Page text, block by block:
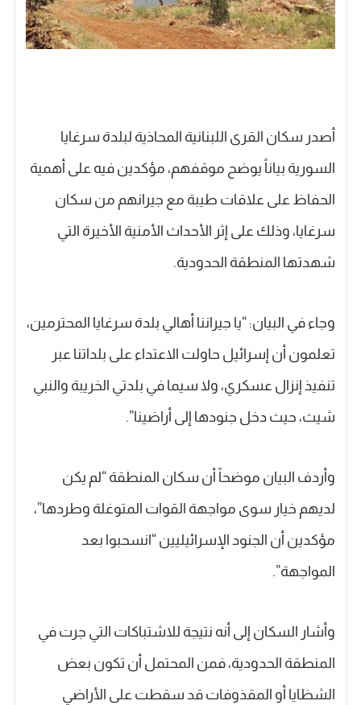
أصدر سكان القرى اللبنانية المحاذية لبلدة سرغايا
السورية بياناً يوضح موقفهم، مؤكدين فيه على أهمية
الحفاظ على علاقات طيبة مع جيرانهم من سكان
سرغايا، وذلك على إثر الأحداث الأمنية الأخيرة التي
شهدتها المنطقة الحدودية.
وجاء في البيان: “يا جيراننا أهالي بلدة سرغايا المحترمين،
تعلمون أن إسرائيل حاولت الاعتداء على بلداتنا عبر
تنفيذ إنزال عسكري، ولا سيما في بلدتي الخريبة والنبي
شيث، حيث دخل جنودها إلى أراضينا”.
وأردف البيان موضحاً أن سكان المنطقة “لم يكن
لديهم خيار سوى مواجهة القوات المتوغلة وطردها”،
مؤكدين أن الجنود الإسرائيليين “انسحبوا بعد
المواجهة”.
وأشار السكان إلى أنه نتيجة للاشتباكات التي جرت في
المنطقة الحدودية، فمن المحتمل أن تكون بعض
الشظايا أو المقذوفات قد سقطت على الأراضي